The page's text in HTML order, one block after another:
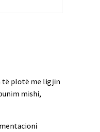
të plotë me ligjin
mishi,